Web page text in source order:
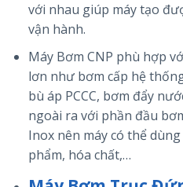
với nhau giúp máy tạo
vận hành.
Máy Bơm CNP phù hợp
lơn như bơm cấp hệ
bù áp PCCC, bơm đẩy
ngoài ra với phần đầu
Inox nên máy có thể
phẩm, hóa chất,…